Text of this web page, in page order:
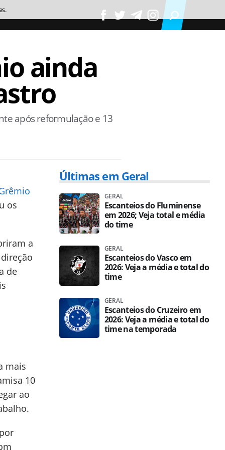
ainda
após reformulação e 13
os
a
de
mais
10
ao
Últimas em Geral
GERAL
Escanteios do Fluminense
em 2026; Veja total e média
do time
GERAL
Escanteios do Vasco em
2026: Veja a média e total do
time
GERAL
Escanteios do Cruzeiro em
2026: Veja a média e total do
time na temporada